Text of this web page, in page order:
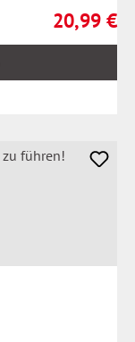
Regulärer
20,99 €